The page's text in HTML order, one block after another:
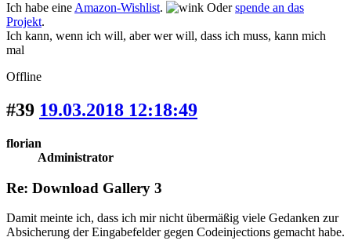
Ich habe eine Amazon-Wishlist. Oderspende an das
Projekt.
Ich kann, wenn ich will, aber wer will, dass ich muss, kann mich
mal
Offline
#39 19.03.2018 12:18:49
florian
Administrator
Re: Download Gallery 3
Damit meinte ich, dass ich mir nicht übermäßig viele Gedanken zur
Absicherung der Eingabefelder gegen Codeinjections gemacht habe.